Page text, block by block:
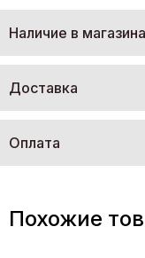
Наличие в
Доставка
Оплата
Похожие